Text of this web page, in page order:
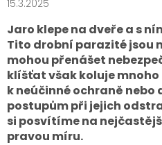
15.3.2025
Jaro klepe na dveře a s
Tito drobní parazité jsou
mohou přenášet
klíšťat však koluje
k neúčinné ochraně nebo
postupům při jejich
si posvítíme na
pravou míru.